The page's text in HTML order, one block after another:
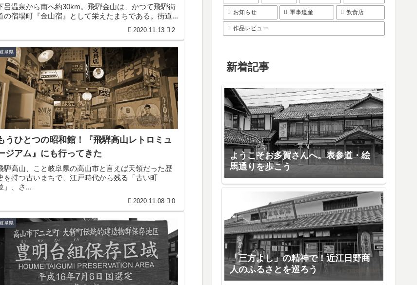
呂温泉から南へ約30km。飛騨金山は、かつて飛騨街
の宿場町『金山宿』として栄えたまちである。街道...
2020.11.13 2
阜県
うひとつの昭和館！『飛騨高山レトロミュ
ジアム』にも行ってきた
騨高山、こと岐阜県の高山市と言えば天領だった歴
を持つ古いまちで、江戸時代から残る「古い町
」、さ...
2020.11.08 0
阜県
お知らせ 軍事遺産 飲食店
作品レビュー
新着記事
ようこそお多賀さんへ。表参道・絵
馬通りを歩こう
「三方よし」の精神で！近江日野商
人のふるさとを巡ろう